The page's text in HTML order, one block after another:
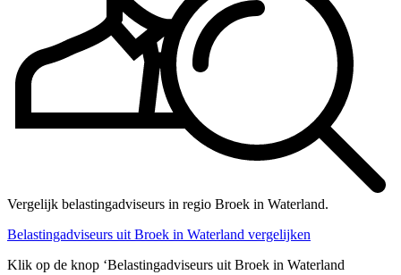
Vergelijk belastingadviseurs in regio Broek in Waterland.
Belastingadviseurs uit Broek in Waterland vergelijken
Klik op de knop ‘Belastingadviseurs uit Broek in Waterland